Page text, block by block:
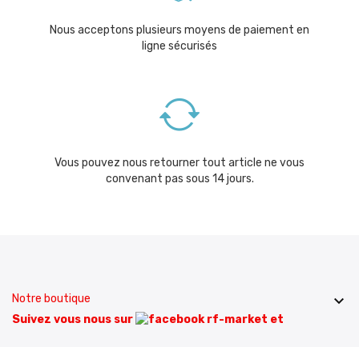
Nous acceptons plusieurs moyens de paiement en
ligne sécurisés
Vous pouvez nous retourner tout article ne vous
convenant pas sous 14 jours.
Notre boutique 
Suivez vous nous sur et